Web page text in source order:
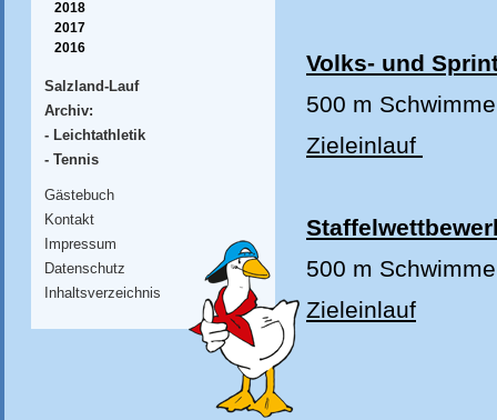
2018
2017
2016
Salzland-Lauf
Archiv:
- Leichtathletik
- Tennis
Gästebuch
Kontakt
Impressum
Datenschutz
Inhaltsverzeichnis
Volks- und
500 m
Zieleinlauf
500 m
Zieleinlauf